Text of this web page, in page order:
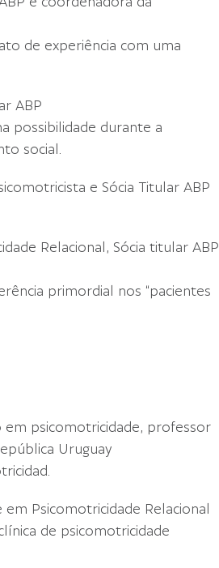
de experiência com uma
ABP
possibilidade durante a
social.
e Sócia Titular ABP
Relacional, Sócia titular ABP
primordial nos “pacientes
em psicomotricidade, professor
Uruguay
Psicomotricidade Relacional
de psicomotricidade